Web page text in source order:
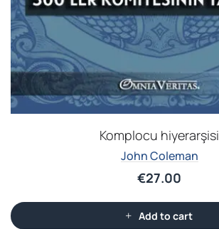
Komplocu hiyerarşisi
John Coleman
€27.00
Add to cart